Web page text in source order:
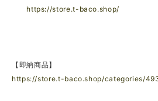
https://store.t-baco.shop/
【即納商品】
https://store.t-baco.shop/categories/